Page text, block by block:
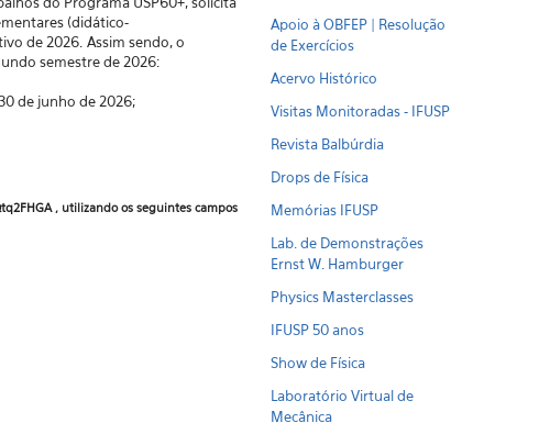
(didático-
de 2026. Assim sendo, o
semestre de 2026:
de junho de 2026;
, utilizando os seguintes campos
Apoio à OBFEP | Resolução
de Exercícios
Acervo Histórico
Visitas Monitoradas - IFUSP
Revista Balbúrdia
Drops de Física
Memórias IFUSP
Lab. de Demonstrações
Ernst W. Hamburger
Physics Masterclasses
IFUSP 50 anos
Show de Física
Laboratório Virtual de
Mecânica